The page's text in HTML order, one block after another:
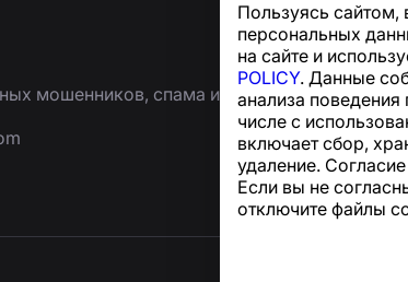
Пользуясь сайтом,
персональных
на сайте и
POLICY. Данные
анализа
числе с
включает сбор,
удаление.
Если вы не
отключите файлы
мошенников, спама и